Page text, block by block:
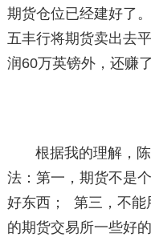
期货仓位已经建好了
五丰行将期货卖出去
润60万英镑外，还赚
根据我的理解，
法：第一，期货不是
好东西； 第三，不能
的期货交易所一些好